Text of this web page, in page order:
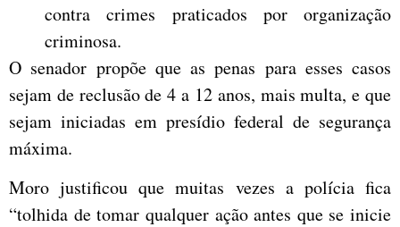
contra crimes praticados por organização
criminosa.
O senador propõe que as penas para esses casos
sejam de reclusão de 4 a 12 anos, mais multa, e que
sejam iniciadas em presídio federal de segurança
máxima.
Moro justificou que muitas vezes a polícia fica
“tolhida de tomar qualquer ação antes que se inicie